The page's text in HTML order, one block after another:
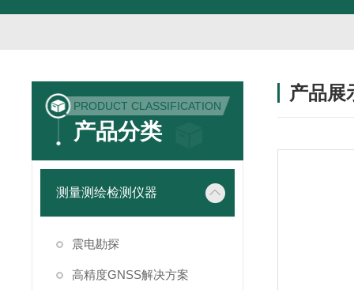
PRODUCT CLASSIFICATION
产品分类
测量测绘检测仪器
震电勘探
高精度GNSS解决方案
产品展